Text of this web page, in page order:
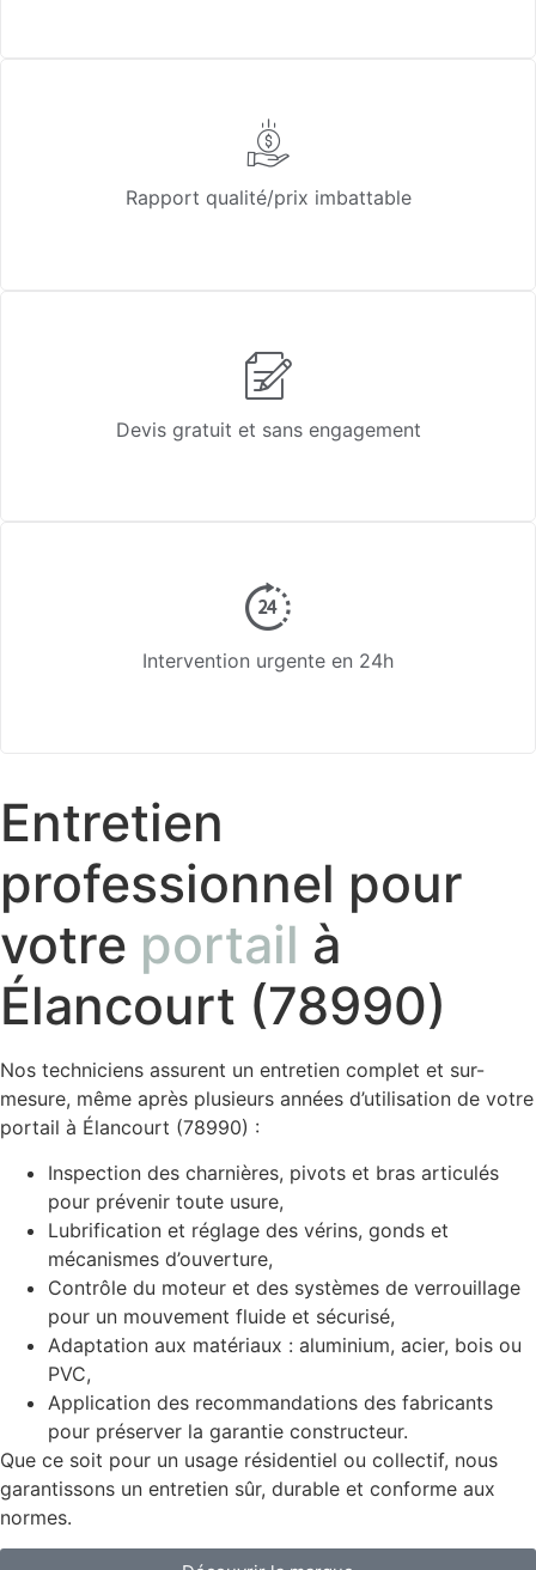
Rapport qualité/prix imbattable
Devis gratuit et sans engagement
Intervention urgente en 24h
Entretien
professionnel pour
votre portail à
Élancourt (78990)
Nos techniciens assurent un entretien complet et sur-
mesure, même après plusieurs années d’utilisation de votre
portail à Élancourt (78990) :
Inspection des charnières, pivots et bras articulés
pour prévenir toute usure,
Lubrification et réglage des vérins, gonds et
mécanismes d’ouverture,
Contrôle du moteur et des systèmes de verrouillage
pour un mouvement fluide et sécurisé,
Adaptation aux matériaux : aluminium, acier, bois ou
PVC,
Application des recommandations des fabricants
pour préserver la garantie constructeur.
Que ce soit pour un usage résidentiel ou collectif, nous
garantissons un entretien sûr, durable et conforme aux
normes.